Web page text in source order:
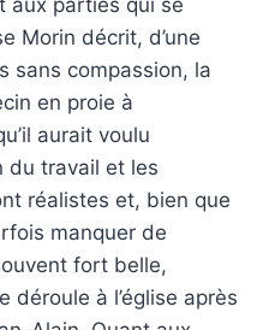
Morin décrit, d’une
sans compassion, la
en proie à
aurait voulu
du travail et les
réalistes et, bien que
manquer de
fort belle,
déroule à l’église après